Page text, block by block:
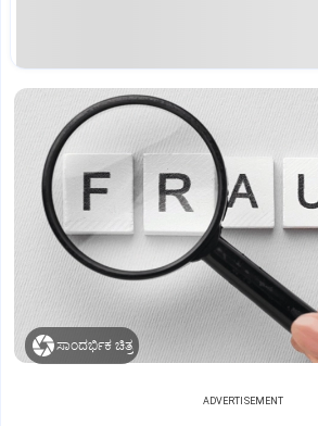
ಸಾಂದರ್ಭಿಕ ಚಿತ್ರ
ADVERTISEMENT